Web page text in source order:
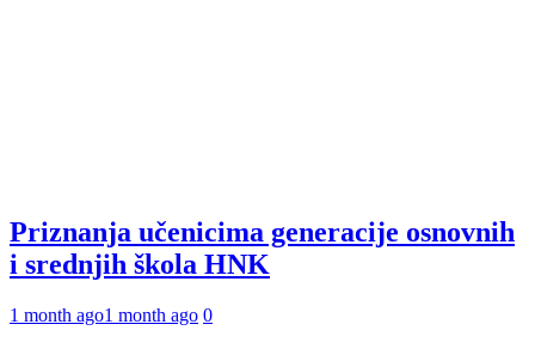
Priznanja učenicima generacije osnovnih
i srednjih škola HNK
1 month ago1 month ago 0